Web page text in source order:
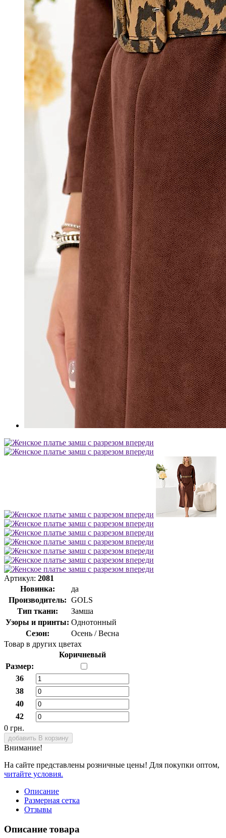
Артикул: 2081
Новинка:
да
Производитель: GOLS
Тип ткани:
Замша
Узоры и принты: Однотонный
Сезон:
Осень / Весна
Товар в других цветах
Коричневый
Размер:
36
38
40
42
0 грн.
добавить В корзину
Внимание!
На сайте представлены розничные цены! Для покупки оптом,
читайте условия.
Описание
Размерная сетка
Отзывы
Описание товара